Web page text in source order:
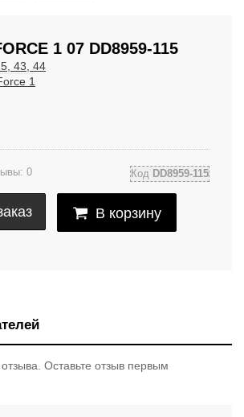
1 07 DD8959-115
43, 44
1
0 Код DD8959-115
В корзину
Оставьте отзыв первым